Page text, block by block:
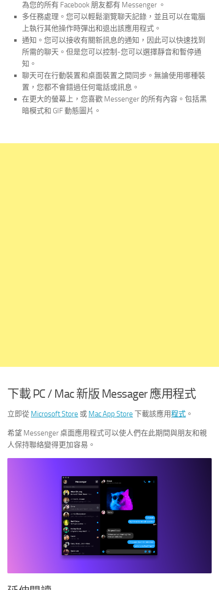
為您的所有 Facebook 朋友都有 Messenger 。
多任務處理。 您可以輕鬆瀏覽聊天記錄，並且可以在電腦
上執行其他操作時彈出和退出該應用程式。
通知。 您可以接收有關新訊息的通知，因此可以快速找到
所需的聊天。但是您可以控制-您可以選擇靜音和暫停通
知。
聊天可在行動裝置和桌面裝置之間同步。無論使用哪種裝
置，您都不會錯過任何電話或訊息。
在更大的螢幕上，您喜歡 Messenger 的所有內容。 包括黑
暗模式和 GIF 動態圖片。
下載 PC / Mac 新版 Messager 應用程式
立即從 Microsoft Store 或 Mac App Store 下載該應用程式 。
希望 Messenger 桌面應用程式可以使人們在此期間與朋友和親
人保持聯絡變得更加容易。